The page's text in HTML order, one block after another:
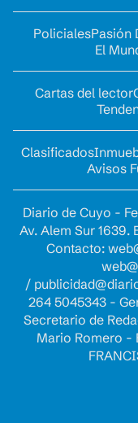
PolicialesPasión
El
Cartas del lector
Clasificados
Avisos
Diario de Cuyo -
Av. Alem Sur
Contacto:
/
264 5045343 -
Secretario de
Mario Romero -